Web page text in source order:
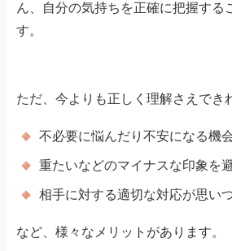
ん、自分の気持ちを正確に把握する
す。
ただ、今よりも正しく理解さえでき
不必要に悩んだり不安になる機
重たいなどのマイナスな印象を
相手に対する適切な対応が思い
など、様々なメリットがあります。